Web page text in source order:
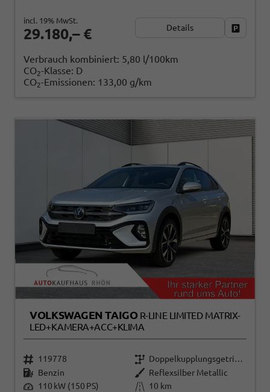
29.180,– €
incl. 19% MwSt.
Details
Verbrauch kombiniert: 5,80 l/100km
CO2-Klasse: D
CO2-Emissionen: 133,00 g/km
VOLKSWAGEN TAIGO R-LINE LIMITED MATRIX-
LED+KAMERA+ACC+KLIMA
119778
Doppelkupplungsgetriebe (DSG)
Benzin
Reflexsilber Metallic
110 kW (150 PS)
10 km